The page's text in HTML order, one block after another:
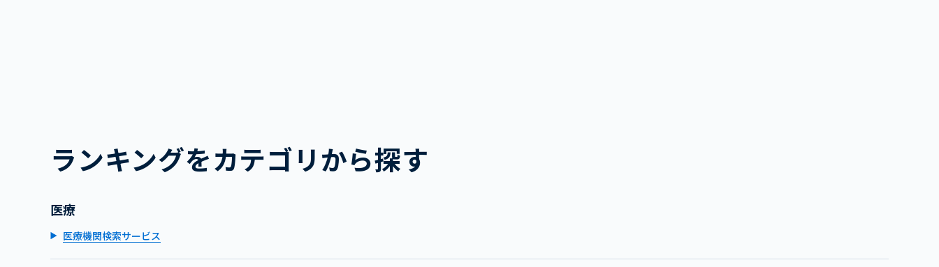
ランキングをカテゴリから探す
医療
医療機関検索サービス